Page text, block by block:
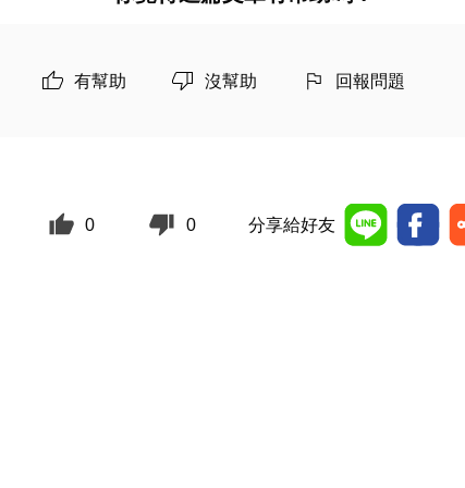
有幫助 沒幫助 回報問題
0 0 分享給好友